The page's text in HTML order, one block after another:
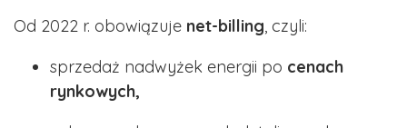
Od 2022 r. obowiązuje net-billing, czyli:
sprzedaż nadwyżek energii po cenach
rynkowych,